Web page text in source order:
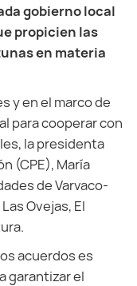
gobierno local
propicien las
en materia
y en el marco de
para cooperar con
la presidenta
(CPE), María
de Varvaco-
Ovejas, El
acuerdos es
garantizar el